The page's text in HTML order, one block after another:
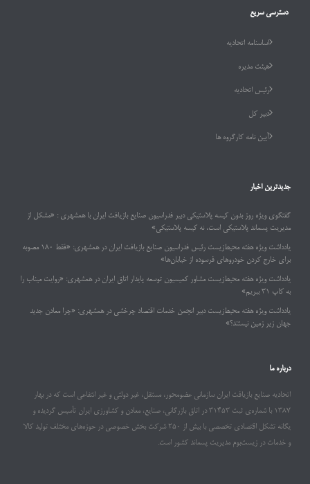
دسترسی سریع
اساسنامه اتحادیه
هیئت مدیره
رئیس اتحادیه
دبیر کل
آیین نامه کارگروه ها
جدیدترین اخبار
گفتگوی ویژه روز بدون کیسه پلاستیکی دبیر فدراسیون صنایع بازیافت ایران با همشهری : «مشکل از
مدیریت پسماند پلاستیکی است، نه کیسه پلاستیکی»
یادداشت ویژه هفته محیط‌زیست رئیس فدراسیون صنایع بازیافت ایران در همشهری: «فقط ۱۸۰ مصوبه
برای خارج کردن خودروهای فرسوده از خیابان‌ها»
یادداشت ویژه هفته محیط‌زیست مشاور کمیسیون توسعه پایدار اتاق ایران در همشهری: «روایت میناب را
به کاپ ۳۱ ببریم»
یادداشت ویژه هفته محیط‌زیست دبیر انجمن خدمات اقتصاد چرخشی در همشهری: «چرا معادن جدید
جهان زیر زمین نیستند؟»
درباره ما
اتحادیه صنایع بازیافت ایران سازمانی عضومحور، مستقل، غیر دولتی و غیر انتفاعی است که در بهار
۱۳۸۷ با شماره‌ی ثبت ۳۱۴۵۳ در اتاق بازرگانی، صنایع، معادن و کشاورزی ایران تأسیس گردیده و
یگانه تشکل اقتصادی تخصصی با بیش از ۲۵۰ شرکت بخش خصوصی در حوزه‌های مختلف تولید کالا
و خدمات در زیست‌بوم مدیریت پسماند کشور است.